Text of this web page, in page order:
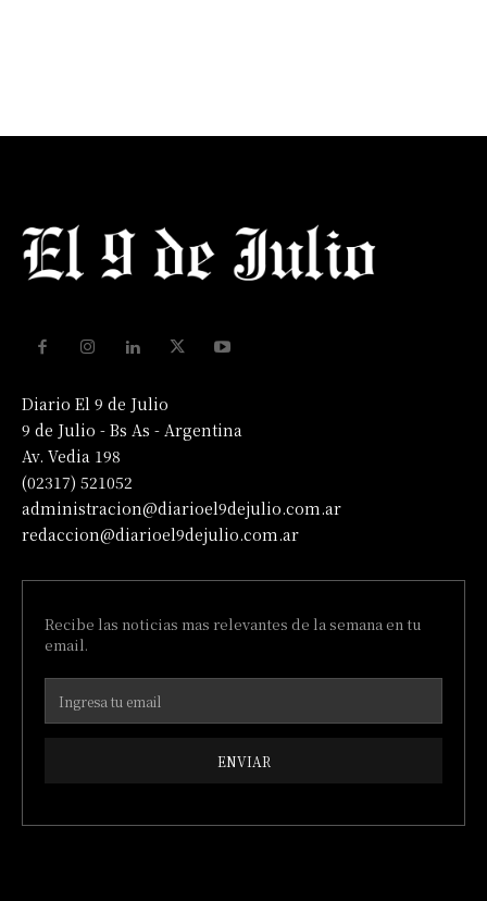
Diario El 9 de Julio
9 de Julio - Bs As - Argentina
Av. Vedia 198
(02317) 521052
administracion@diarioel9dejulio.com.ar
redaccion@diarioel9dejulio.com.ar
Recibe las noticias mas relevantes de la semana en tu
email.
ENVIAR